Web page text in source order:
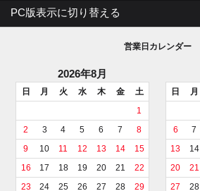
PC版表示に切り替える
営業日カレンダー
2026年8月
日 月 火 水 木 金
土
1
2
3 4 5 6 7
8
9
10 11 12 13 14
15
16
17 18 19 20 21
22
23
24 25 26 27 28
29
日 月
6
7
13
14
20
21
27
28